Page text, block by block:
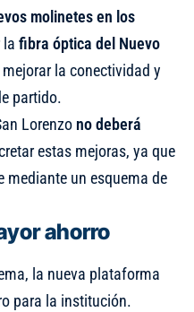
molinetes en los
la fibra óptica del Nuevo
la conectividad y
partido.
Lorenzo no deberá
estas mejoras, ya que
mediante un esquema de
ahorro
la nueva plataforma
para la institución.